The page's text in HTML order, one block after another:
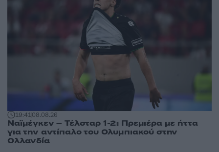
19:4108.08.26
Ναϊμέγκεν – Τέλσταρ 1-2: Πρεμιέρα με ήττα
για την αντίπαλο του Ολυμπιακού στην
Ολλανδία